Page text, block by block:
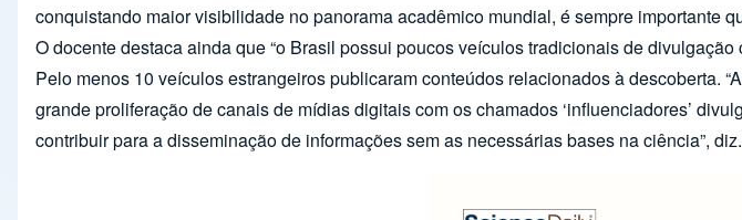
conquistando maior visibilidade no panorama acadêmico mundial, é sempre importante
O docente destaca ainda que “o Brasil possui poucos veículos tradicionais de
Pelo menos 10 veículos estrangeiros publicaram conteúdos relacionados à descoberta.
grande proliferação de canais de mídias digitais com os chamados ‘influenciadores’
contribuir para a disseminação de informações sem as necessárias bases na ciência”, diz.